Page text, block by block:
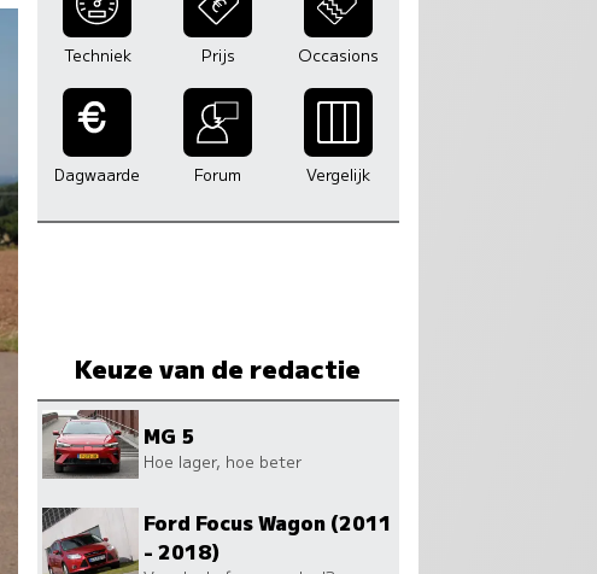
Techniek Prijs Occasions
Dagwaarde Forum Vergelijk
Keuze van de redactie
MG 5
Hoe lager, hoe beter
Ford Focus Wagon (2011
- 2018)